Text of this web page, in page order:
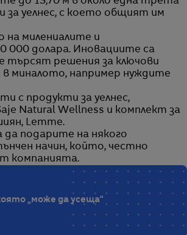
за уелнес, с което общият им
на милениалите и
000 долара. Иновациите са
търсят решения за ключови
миналото, например нуждите
с продукти за уелнес,
Natural Wellness и комплект за
Lemme.
подарите на някого
начин, който, честно
компанията.
„може да усеща“